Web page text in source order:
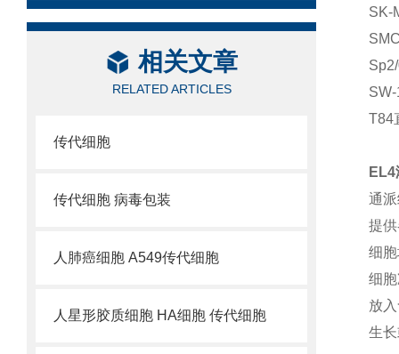
相关文章
RELATED ARTICLES
传代细胞
传代细胞 病毒包装
人肺癌细胞 A549传代细胞
人星形胶质细胞 HA细胞 传代细胞
SK-
T84
通
提
细
细
放
生